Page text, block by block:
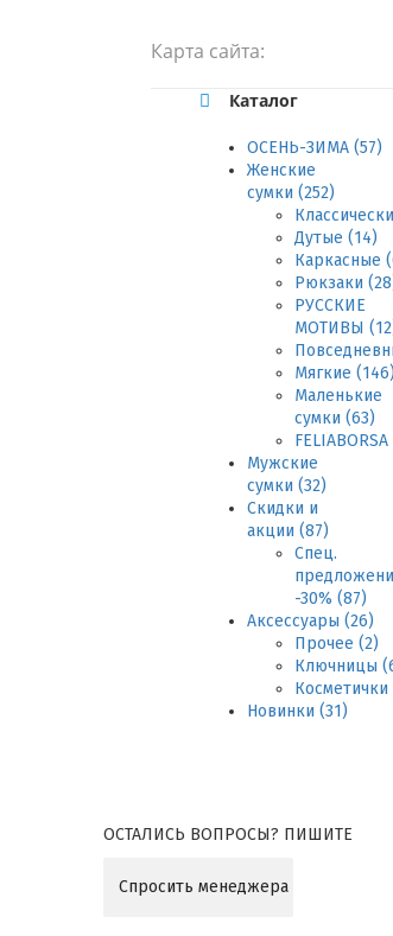
Карта сайта:
Каталог
ОСЕНЬ-ЗИМА (57)
Женские
сумки (252)
Дутые (14)
Каркасные
Рюкзаки
РУССКИЕ
МОТИВЫ
Мягкие (146)
Маленькие
сумки (63)
Мужские
сумки (32)
Скидки и
акции (87)
Спец.
-30% (87)
Аксессуары (26)
Прочее (2)
Ключницы
Косметички
Новинки (31)
ОСТАЛИСЬ ВОПРОСЫ? ПИШИТЕ
Спросить менеджера